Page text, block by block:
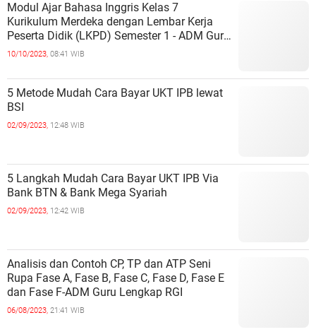
Modul Ajar Bahasa Inggris Kelas 7
Kurikulum Merdeka dengan Lembar Kerja
Peserta Didik (LKPD) Semester 1 - ADM Guru
Lengkap RGI
10/10/2023, 08:41 WIB
5 Metode Mudah Cara Bayar UKT IPB lewat
BSI
02/09/2023, 12:48 WIB
5 Langkah Mudah Cara Bayar UKT IPB Via
Bank BTN & Bank Mega Syariah
02/09/2023, 12:42 WIB
Analisis dan Contoh CP, TP dan ATP Seni
Rupa Fase A, Fase B, Fase C, Fase D, Fase E
dan Fase F-ADM Guru Lengkap RGI
06/08/2023, 21:41 WIB